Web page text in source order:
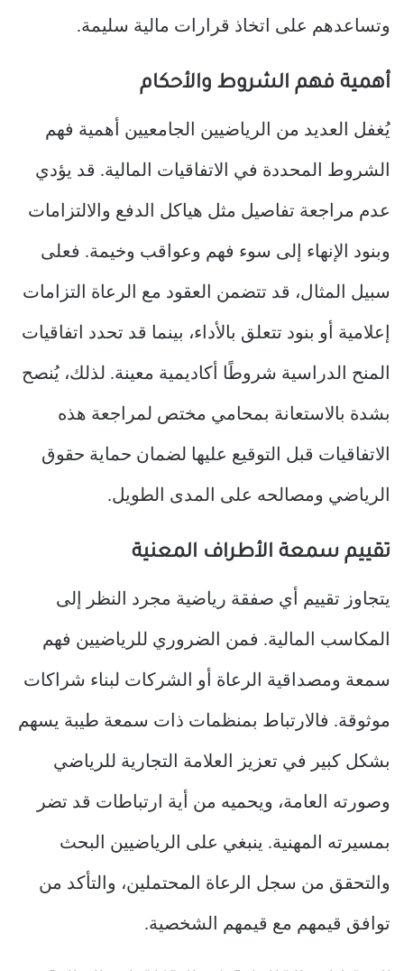
وتساعدهم على اتخاذ قرارات مالية سليمة.
أهمية فهم الشروط والأحكام
يُغفل العديد من الرياضيين الجامعيين أهمية فهم
الشروط المحددة في الاتفاقيات المالية. قد يؤدي
عدم مراجعة تفاصيل مثل هياكل الدفع والالتزامات
وبنود الإنهاء إلى سوء فهم وعواقب وخيمة. فعلى
سبيل المثال، قد تتضمن العقود مع الرعاة التزامات
إعلامية أو بنود تتعلق بالأداء، بينما قد تحدد اتفاقيات
المنح الدراسية شروطًا أكاديمية معينة. لذلك، يُنصح
بشدة بالاستعانة بمحامي مختص لمراجعة هذه
الاتفاقيات قبل التوقيع عليها لضمان حماية حقوق
الرياضي ومصالحه على المدى الطويل.
تقييم سمعة الأطراف المعنية
يتجاوز تقييم أي صفقة رياضية مجرد النظر إلى
المكاسب المالية. فمن الضروري للرياضيين فهم
سمعة ومصداقية الرعاة أو الشركات لبناء شراكات
موثوقة. فالارتباط بمنظمات ذات سمعة طيبة يسهم
بشكل كبير في تعزيز العلامة التجارية للرياضي
وصورته العامة، ويحميه من أية ارتباطات قد تضر
بمسيرته المهنية. ينبغي على الرياضيين البحث
والتحقق من سجل الرعاة المحتملين، والتأكد من
توافق قيمهم مع قيمهم الشخصية.